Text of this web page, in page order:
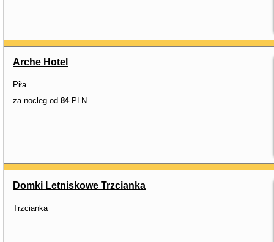
Arche Hotel
Piła
za nocleg od 84PLN
Domki Letniskowe Trzcianka
Trzcianka